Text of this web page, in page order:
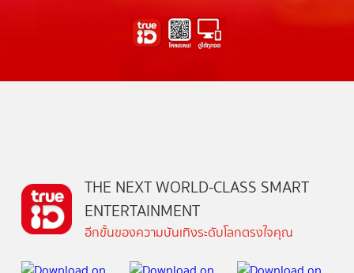
THE NEXT WORLD-CLASS SMART
ENTERTAINMENT
อีกขั้นของความบันเทิงระดับโลกตรงใจคุณ